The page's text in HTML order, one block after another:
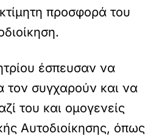
προσφορά του
έσπευσαν να
τον συγχαρούν και να
του και ομογενείς
Αυτοδιοίκησης, όπως